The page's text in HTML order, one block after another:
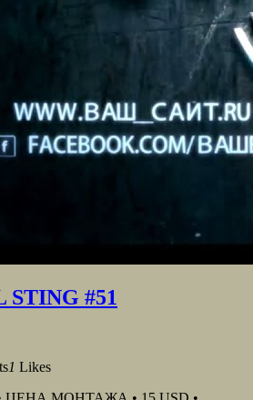
#51
1 Likes